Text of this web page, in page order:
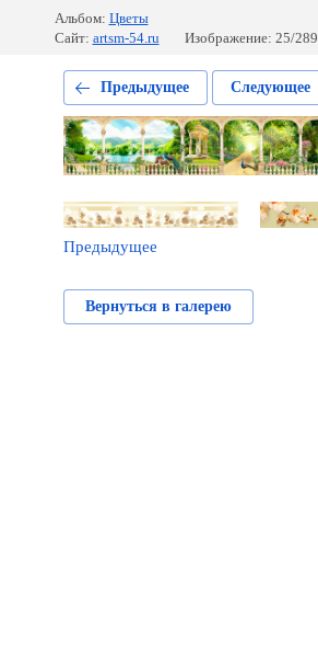
Альбом: Цветы
Сайт: artsm-54.ru Изображение: 25/289
Предыдущее Следующее
Предыдущее
Вернуться в галерею